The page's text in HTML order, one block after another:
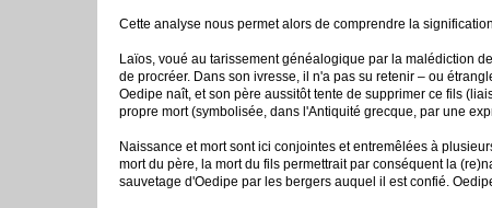
Cette analyse nous permet alors de comprendre la
Laïos, voué au tarissement généalogique par la malédiction
de procréer. Dans son ivresse, il n'a pas su retenir – ou
Oedipe naît, et son père aussitôt tente de supprimer ce fils
propre mort (symbolisée, dans l'Antiquité grecque, par une
Naissance et mort sont ici conjointes et entremêlées à
mort du père, la mort du fils permettrait par conséquent la
sauvetage d'Oedipe par les bergers auquel il est confié.